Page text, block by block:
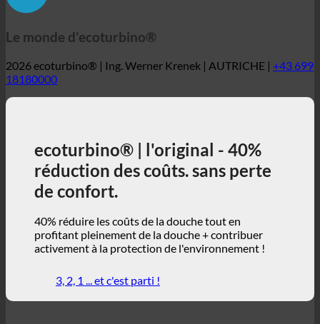
ecoturbino® | l'original - 40%
réduction des coûts. sans perte
de confort.
profitant pleinement de la douche + contribuer
activement à la protection de l'environnement !
3, 2, 1 ... et c'est parti !
ecoturbino® | monde
ecoturbino® Cartes
Détails techniques